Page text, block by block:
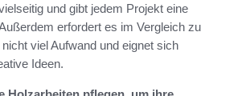
und gibt jedem Projekt eine
erfordert es im Vergleich zu
viel Aufwand und eignet sich
Ideen.